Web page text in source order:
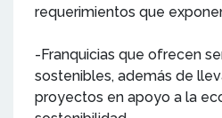
requerimientos que
-Franquicias que ofrecen
sostenibles, además de
proyectos en apoyo a la